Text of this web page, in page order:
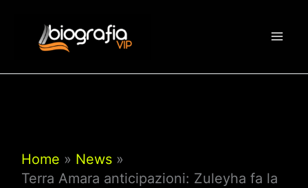
contenuto
Home
News
Terra Amara anticipazioni: Zuleyha fa la